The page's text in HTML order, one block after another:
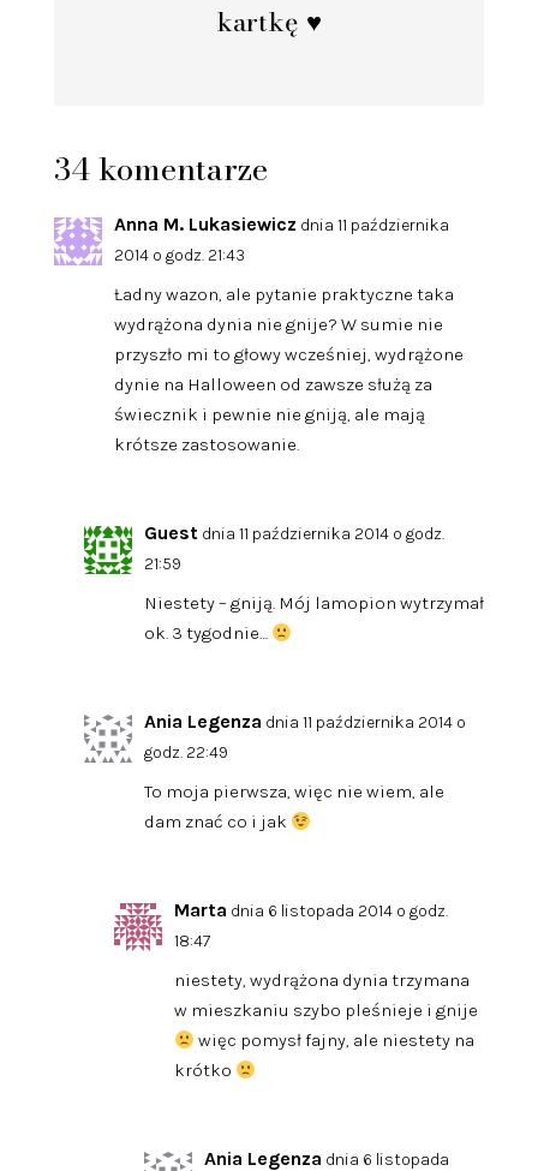
kartkę ♥️
34 komentarze
Anna M. Lukasiewicz dnia 11 października
2014 o godz. 21:43
Ładny wazon, ale pytanie praktyczne taka
wydrążona dynia nie gnije? W sumie nie
przyszło mi to głowy wcześniej, wydrążone
dynie na Halloween od zawsze służą za
świecznik i pewnie nie gniją, ale mają
krótsze zastosowanie.
Guest dnia 11 października 2014 o godz.
21:59
Niestety – gniją. Mój lamopion wytrzymał
ok. 3 tygodnie…
Ania Legenza dnia 11 października 2014 o
godz. 22:49
To moja pierwsza, więc nie wiem, ale
dam znać co i jak
Marta dnia 6 listopada 2014 o godz.
18:47
niestety, wydrążona dynia trzymana
w mieszkaniu szybo pleśnieje i gnije
więc pomysł fajny, ale niestety na
krótko
Ania Legenza dnia 6 listopada